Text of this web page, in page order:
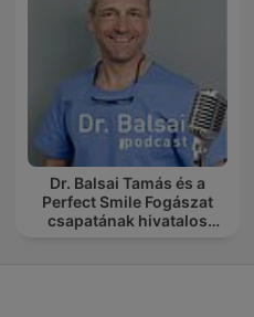
Dr. Balsai Tamás és a
Perfect Smile Fogászat
csapatának hivatalos